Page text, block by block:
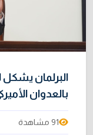
البرلمان
بالعدوان
91 مشاهدة